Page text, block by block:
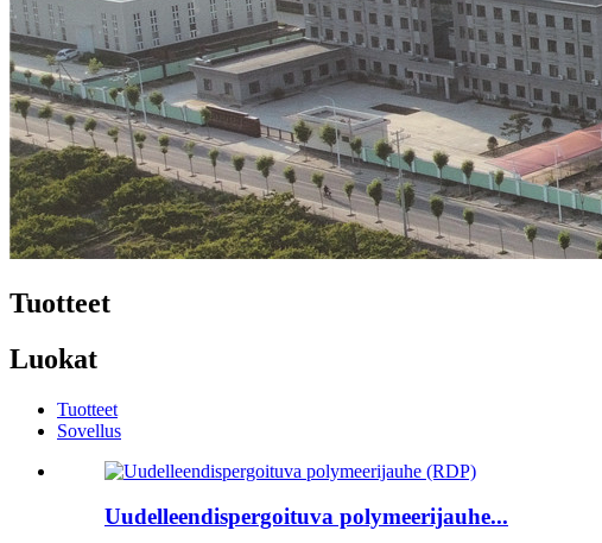
Tuotteet
Luokat
Tuotteet
Sovellus
Uudelleendispergoituva polymeerijauhe...